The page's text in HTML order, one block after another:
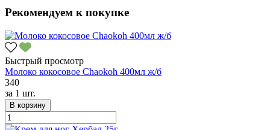
Рекомендуем к покупке
Быстрый просмотр
Молоко кокосовое Chaokoh 400мл ж/б
340
за 1 шт.
В корзину